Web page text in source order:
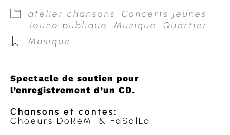
atelier chansons
Concerts jeunes
Jeune publique
Musique
Quartier
Musique
Spectacle de soutien pour
l’enregistrement d’un CD.
Chansons et contes:
Choeurs DoRéMi & FaSolLa